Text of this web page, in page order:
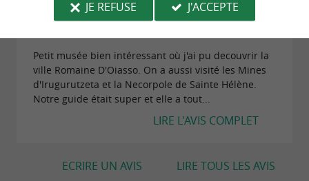
"Musée d'Oiasso"
Avis publié par jenkle89 (Hendaye, France) le
Petit musée bien intéressant où j'ai pu decouvrir la
ville Romaine D'Oiasso. On a aussi visité les Mines
d'Irugurutzeta et la Necorpole de Sainte Hélène.
Notre guide était super et elle a tout...
LIRE L'AVIS COMPLET
LIRE TOUS LES AVIS
ECRIRE UN AVIS
JE REFUSE
J'ACCEPTE